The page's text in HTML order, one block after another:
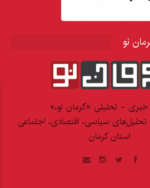
نو
خبری - تحلیلی «کرمان نو،»
و تحلیل‌های سیاسی، اقتصادی، اجتماعی
استان کرمان